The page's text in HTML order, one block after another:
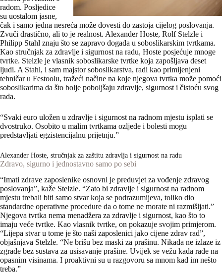
radom. Posljedice
su uostalom jasne,
čak i samo jedna nesreća može dovesti do zastoja cijelog poslovanja.
Zvuči drastično, ali to je realnost. Alexander Hoste, Rolf Stelzle i
Philipp Stahl znaju što se zapravo događa u soboslikarskim tvrtkama.
Kao stručnjak za zdravlje i sigurnost na radu, Hoste posjećuje mnoge
tvrtke. Stelzle je vlasnik soboslikarske tvrtke koja zapošljava deset
ljudi. A Stahl, i sam majstor soboslikarstva, radi kao primijenjeni
tehničar u Festoolu, tražeći načine na koje njegova tvrtka može pomoći
soboslikarima da što bolje poboljšaju zdravlje, sigurnost i čistoću svog
rada.
“Svaki euro uložen u zdravlje i sigurnost na radnom mjestu isplati se
dvostruko. Osobito u malim tvrtkama ozljede i bolesti mogu
predstavljati egzistencijalnu prijetnju.”
Alexander Hoste, stručnjak za zaštitu zdravlja i sigurnost na radu
Zdravo, sigurno i jednostavno samo po sebi
“Imati zdrave zaposlenike osnovni je preduvjet za vođenje zdravog
poslovanja”, kaže Stelzle. “Zato bi zdravlje i sigurnost na radnom
mjestu trebali biti samo stvar koja se podrazumijeva, toliko dio
standardne operativne procedure da o tome ne morate ni razmišljati.”
Njegova tvrtka nema menadžera za zdravlje i sigurnost, kao što to
imaju veće tvrtke. Kao vlasnik tvrtke, on pokazuje svojim primjerom.
“Lijepa stvar u tome je što naši zaposlenici jako cijene zdrav rad”,
objašnjava Stelzle. “Ne brišu bez maski za prašinu. Nikada ne izlaze iz
zgrade bez sustava za usisavanje prašine. Uvijek se vežu kada rade na
opasnim visinama. I proaktivni su u razgovoru sa mnom kad im nešto
treba.”